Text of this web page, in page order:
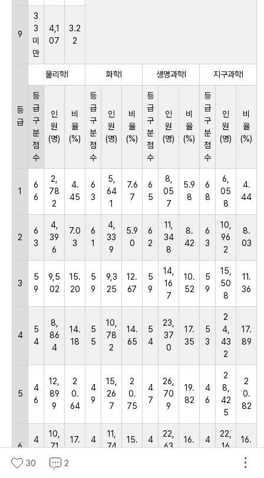
9
3
3
미
만
4,1
07
3.2
2
등
급
물리학Ⅰ 화학Ⅰ 생명과학Ⅰ 지구과학Ⅰ
등
급
구
분
점
수
인
원
(명)
비
율
(%)
등
급
구
분
점
수
인
원
(명)
비
율
(%)
등
급
구
분
점
수
인
원
(명)
비
율
(%)
등
급
구
분
점
수
인
원
(명)
비
율
(%)
1
6
6
2,
78
2
4.
45
6
3
5,
64
1
7.6
7
6
5
8,
05
7
5.9
8
6
8
6,
05
8
4.
44
2
6
3
4,
39
6
7.0
3
6
1
4,
33
9
5.9
0
6
2
11,
34
8
8.
42
6
3
10,
96
2
8.
03
3
5
9
9,5
02
15.
20
5
9
9,3
25
12.
67
5
9
14,
16
7
10.
52
5
9
15,
50
8
11.
36
4
5
4
8,
86
4
14.
18
5
5
10,
78
2
14.
65
5
4
23,
37
0
17.
35
5
3
2
4,
43
2
17.
89
5
4
6
12,
89
9
2
0.
64
4
9
15,
26
7
2
0.
75
4
7
26,
70
9
19.
82
4
6
2
8,
42
5
2
0.
82
6
4
10,
71
9
17.
4
11,
74
15.
4
22,
63
16.
4
22,
16
16.
30 2